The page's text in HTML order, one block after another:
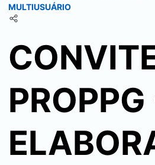
MULTIUSUÁRIO